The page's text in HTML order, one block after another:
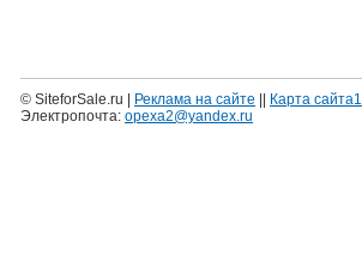
© SiteforSale.ru | Реклама на сайте Карта сайта1
Электропочта: opexa2@yandex.ru